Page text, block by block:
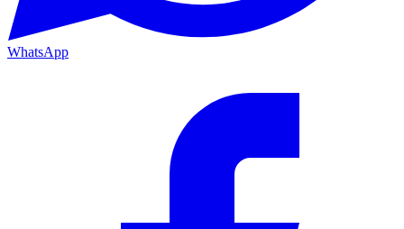
WhatsApp